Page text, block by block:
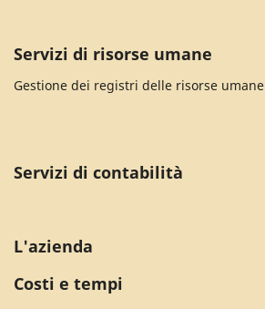
Servizi di risorse umane
Gestione dei registri delle risorse umane
Servizi di contabilità
L'azienda
Costi e tempi